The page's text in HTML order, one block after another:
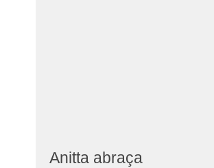
Anitta abraça